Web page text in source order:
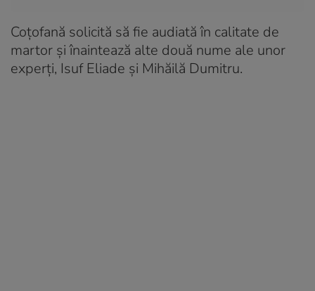
Coțofană solicită să fie audiată în calitate de
martor și înaintează alte două nume ale unor
experți, Isuf Eliade și Mihăilă Dumitru.